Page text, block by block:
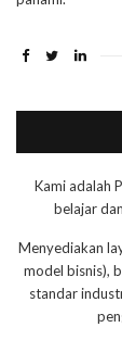
Kami adalah
belajar
Menyediakan
model bisnis),
standar